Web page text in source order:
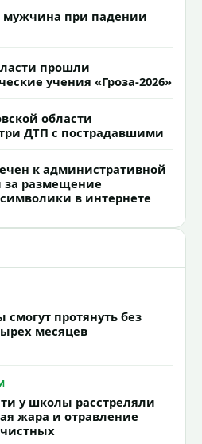
мужчина при падении
прошли
учения «Гроза-2026»
области
ДТП с пострадавшими
к административной
за размещение
в интернете
протянуть без
месяцев
у школы расстреляли
жара и отравление